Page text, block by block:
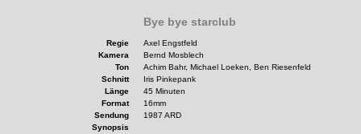
Bye bye starclub
Regie
Axel Engstfeld
Kamera
Bernd Mosblech
Ton
Achim Bahr, Michael Loeken, Ben Riesenfeld
Schnitt
Iris Pinkepank
Länge
45 Minuten
Format
16mm
Sendung
1987 ARD
Synopsis